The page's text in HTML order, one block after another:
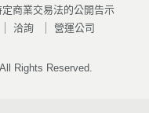
定商業交易法的公開告示
洽詢 營運公司
All Rights Reserved.